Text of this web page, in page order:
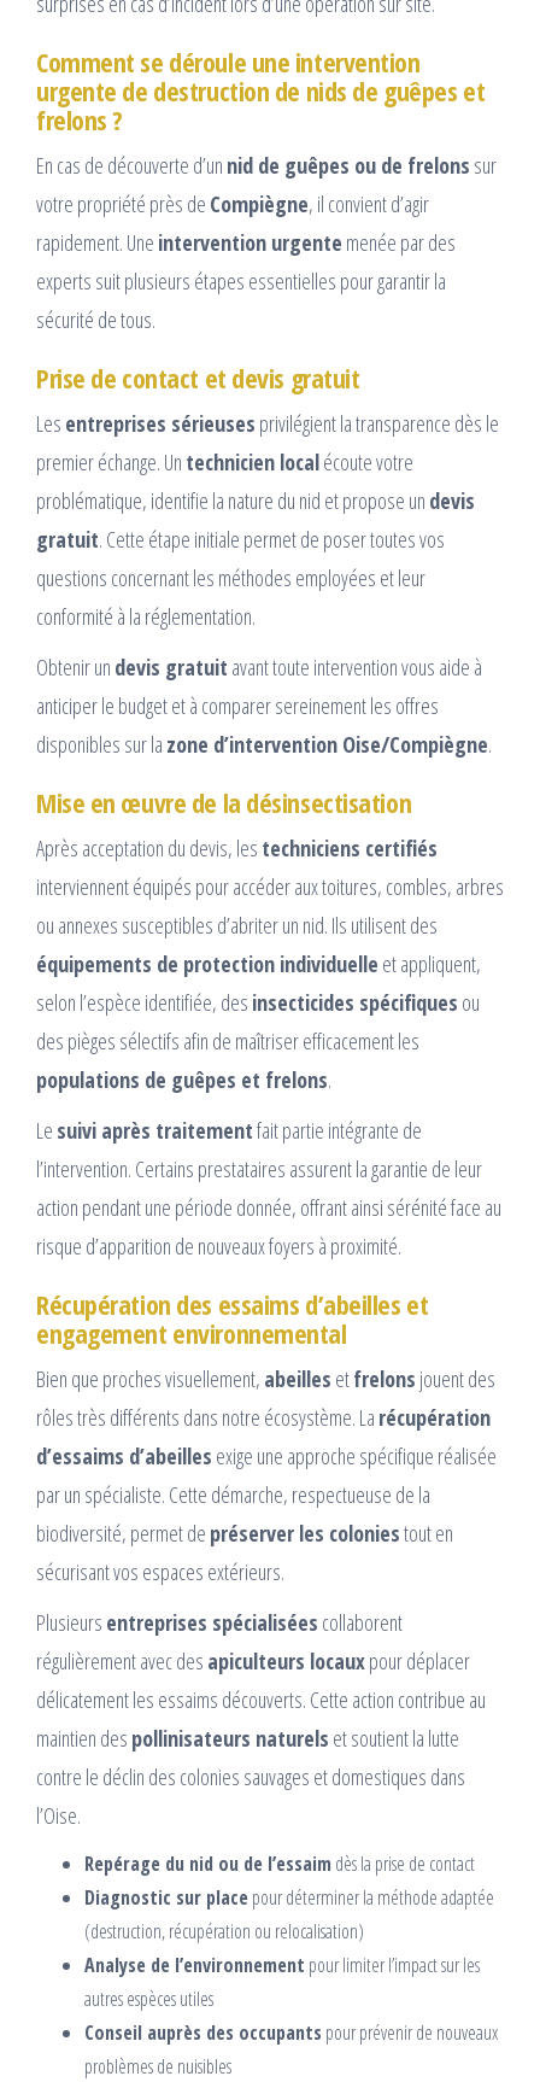
Comment se déroule une intervention
urgente de destruction de nids de guêpes et
frelons ?
En cas de découverte d’un nid de guêpes ou de frelons sur
votre propriété près de Compiègne, il convient d’agir
rapidement. Une intervention urgente menée par des
experts suit plusieurs étapes essentielles pour garantir la
sécurité de tous.
Prise de contact et devis gratuit
Les entreprises sérieuses privilégient la transparence dès le
premier échange. Un technicien localécoute votre
problématique, identifie la nature du nid et propose un devis
gratuit. Cette étape initiale permet de poser toutes vos
questions concernant les méthodes employées et leur
conformité à la réglementation.
Obtenir un devis gratuit avant toute intervention vous aide à
anticiper le budget et à comparer sereinement les offres
disponibles sur la zone d’intervention Oise/Compiègne.
Mise en œuvre de la désinsectisation
Après acceptation du devis, les techniciens certifiés
interviennent équipés pour accéder aux toitures, combles, arbres
ou annexes susceptibles d’abriter un nid. Ils utilisent des
équipements de protection individuelle et appliquent,
selon l’espèce identifiée, des insecticides spécifiques ou
des pièges sélectifs afin de maîtriser efficacement les
populations de guêpes et frelons.
Le suivi après traitementfait partie intégrante de
l’intervention. Certains prestataires assurent la garantie de leur
action pendant une période donnée, offrant ainsi sérénité face au
risque d’apparition de nouveaux foyers à proximité.
Récupération des essaims d’abeilles et
engagement environnemental
Bien que proches visuellement, abeilles etfrelons jouent des
rôles très différents dans notre écosystème. La récupération
d’essaims d’abeilles exige une approche spécifique réalisée
par un spécialiste. Cette démarche, respectueuse de la
biodiversité, permet de préserver les coloniestout en
sécurisant vos espaces extérieurs.
Plusieurs entreprises spécialisées collaborent
régulièrement avec des apiculteurs locauxpour déplacer
délicatement les essaims découverts. Cette action contribue au
maintien des pollinisateurs naturels et soutient la lutte
contre le déclin des colonies sauvages et domestiques dans
l’Oise.
Repérage du nid ou de l’essaim dès la prise de contact
Diagnostic sur place pour déterminer la méthode adaptée
(destruction, récupération ou relocalisation)
Analyse de l’environnement pour limiter l’impact sur les
autres espèces utiles
Conseil auprès des occupants pour prévenir de nouveaux
problèmes de nuisibles